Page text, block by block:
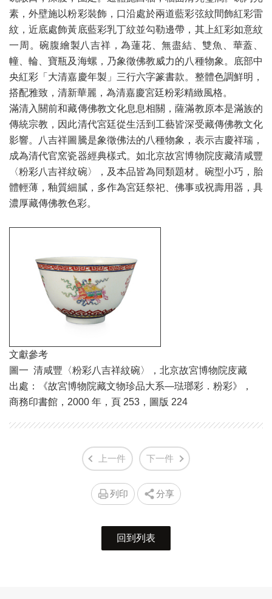
素，外壁施以粉彩裝飾，口沿處於兩道藍彩弦紋間飾紅彩雷
紋，近底處飾黃底藍彩乳丁紋並勾勒邊帶，其上紅彩如意紋
一周。碗腹繪製八吉祥，為蓮花、無盡結、雙魚、華蓋、
幢、輪、寶瓶及海螺，乃象徵佛教威力的八種物象。底部中
央紅彩「大清嘉慶年製」三行六字篆書款。整體色調鮮明，
搭配雅致，清新華麗，為清嘉慶宮廷粉彩精緻風格。
滿清入關前和藏傳佛教文化息息相關，薩滿教原本是滿族的
傳統宗教，因此清代宮廷從生活到工藝皆深受藏傳佛教文化
影響。八吉祥圖騰是象徵佛法的八種物象，表示吉慶祥瑞，
成為清代官窯瓷器經典樣式。如北京故宮博物院庋藏清咸豐
〈粉彩八吉祥紋碗〉，及本品皆為同類題材。碗型小巧，胎
體輕薄，釉質細膩，多作為宮廷祭祀、佛事或祝壽用器，具
濃厚藏傳佛教色彩。
文獻參考
圖一 清咸豐〈粉彩八吉祥紋碗〉，北京故宮博物院庋藏
出處：《故宮博物院藏文物珍品大系—琺瑯彩．粉彩》，
商務印書館，2000 年，頁 253，圖版 224
上一件 下一件
列印 分享
回到列表